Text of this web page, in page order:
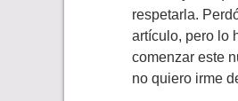
respetarla.
artículo, pero lo
comenzar este
no quiero irme